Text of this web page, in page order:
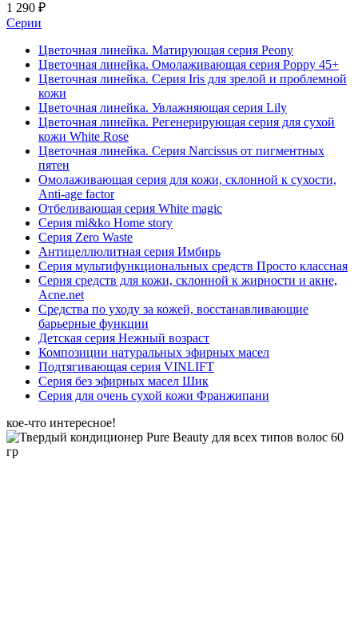
1 290 ₽
Серии
Цветочная линейка. Матирующая серия Peony
Цветочная линейка. Омолаживающая серия Poppy 45+
Цветочная линейка. Серия Iris для зрелой и проблемной
кожи
Цветочная линейка. Увлажняющая серия Lily
Цветочная линейка. Регенерирующая серия для сухой
кожи White Rose
Цветочная линейка. Серия Narcissus от пигментных
пятен
Омолаживающая серия для кожи, склонной к сухости,
Anti-age factor
Отбеливающая серия White magic
Серия mi&ko Home story
Серия Zero Waste
Антицеллюлитная серия Имбирь
Серия мультифункциональных средств Просто классная
Серия средств для кожи, склонной к жирности и акне,
Acne.net
Средства по уходу за кожей, восстанавливающие
барьерные функции
Детская серия Нежный возраст
Композиции натуральных эфирных масел
Подтягивающая серия VINLIFT
Серия без эфирных масел Шик
Серия для очень сухой кожи Франжипани
кое-что интересное!